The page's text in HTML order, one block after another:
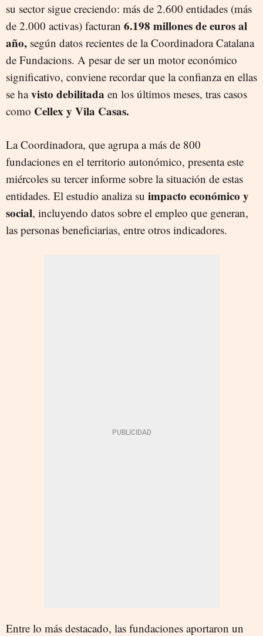
su sector sigue creciendo: más de 2.600 entidades (más
de 2.000 activas) facturan 6.198 millones de euros al
año, según datos recientes de la Coordinadora Catalana
de Fundacions. A pesar de ser un motor económico
significativo, conviene recordar que la confianza en ellas
se havisto debilitada en los últimos meses, tras casos
como Cellex y Vila Casas.
La Coordinadora, que agrupa a más de 800
fundaciones en el territorio autonómico, presenta este
miércoles su tercer informe sobre la situación de estas
entidades. El estudio analiza su impacto económico y
social, incluyendo datos sobre el empleo que generan,
las personas beneficiarias, entre otros indicadores.
Entre lo más destacado, las fundaciones aportaron un